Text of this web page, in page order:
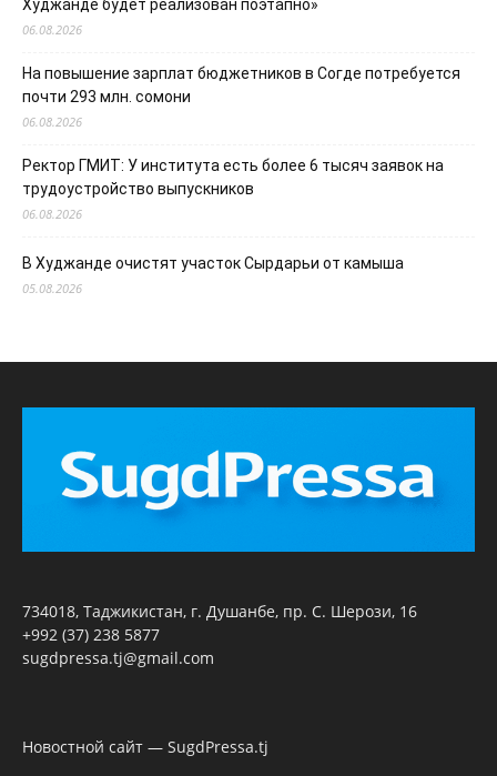
Худжанде будет реализован поэтапно»
06.08.2026
На повышение зарплат бюджетников в Согде потребуется
почти 293 млн. сомони
06.08.2026
Ректор ГМИТ: У института есть более 6 тысяч заявок на
трудоустройство выпускников
06.08.2026
В Худжанде очистят участок Сырдарьи от камыша
05.08.2026
734018, Таджикистан, г. Душанбе, пр. С. Шерози, 16
+992 (37) 238 5877
sugdpressa.tj@gmail.com
Новостной сайт — SugdPressa.tj